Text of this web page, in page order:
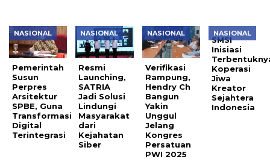
NASIONAL
Pemerintah
Susun
Perpres
Arsitektur
SPBE, Guna
Transformasi
Digital
Terintegrasi
NASIONAL
Resmi
Launching,
SATRIA
Jadi Solusi
Lindungi
Masyarakat
dari
Kejahatan
Siber
NASIONAL
Verifikasi
Rampung,
Hendry Ch
Bangun
Yakin
Unggul
Jelang
Kongres
Persatuan
PWI 2025
NASIONAL
SMSI
Inisiasi
Koperasi
Jiwa
Kreator
Sejahtera
Indonesia